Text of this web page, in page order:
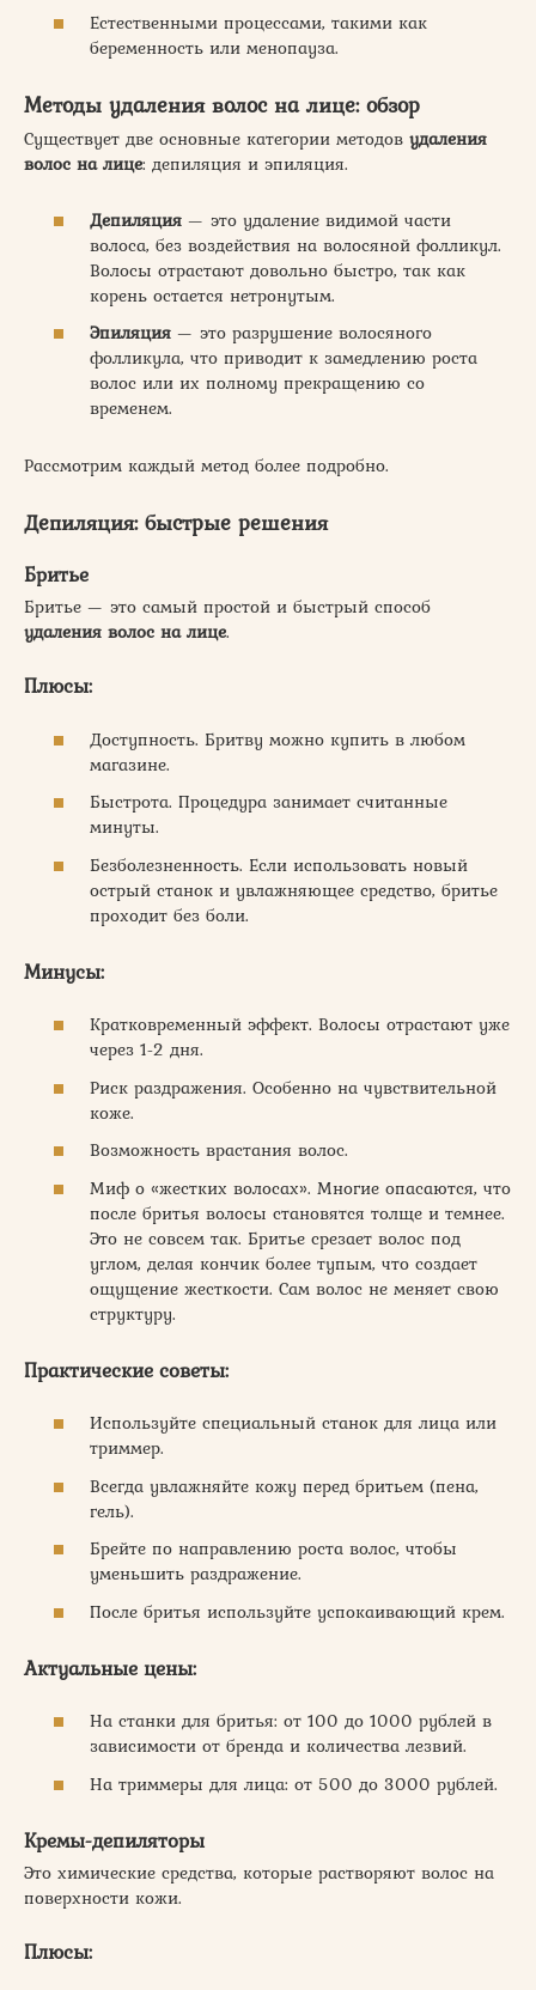
Естественными процессами, такими как
беременность или менопауза.
Методы удаления волос на лице: обзор
Существует две основные категории методов удаления
волос на лице: депиляция и эпиляция.
Депиляция — это удаление видимой части
волоса, без воздействия на волосяной фолликул.
Волосы отрастают довольно быстро, так как
корень остается нетронутым.
Эпиляция — это разрушение волосяного
фолликула, что приводит к замедлению роста
волос или их полному прекращению со
временем.
Рассмотрим каждый метод более подробно.
Депиляция: быстрые решения
Бритье
Бритье — это самый простой и быстрый способ
удаления волос на лице.
Плюсы:
Доступность. Бритву можно купить в любом
магазине.
Быстрота. Процедура занимает считанные
минуты.
Безболезненность. Если использовать новый
острый станок и увлажняющее средство, бритье
проходит без боли.
Минусы:
Кратковременный эффект. Волосы отрастают уже
через 1-2 дня.
Риск раздражения. Особенно на чувствительной
коже.
Возможность врастания волос.
Миф о «жестких волосах». Многие опасаются, что
после бритья волосы становятся толще и темнее.
Это не совсем так. Бритье срезает волос под
углом, делая кончик более тупым, что создает
ощущение жесткости. Сам волос не меняет свою
структуру.
Практические советы:
Используйте специальный станок для лица или
триммер.
Всегда увлажняйте кожу перед бритьем (пена,
гель).
Брейте по направлению роста волос, чтобы
уменьшить раздражение.
После бритья используйте успокаивающий крем.
Актуальные цены:
На станки для бритья: от 100 до 1000 рублей в
зависимости от бренда и количества лезвий.
На триммеры для лица: от 500 до 3000 рублей.
Кремы-депиляторы
Это химические средства, которые растворяют волос на
поверхности кожи.
Плюсы: